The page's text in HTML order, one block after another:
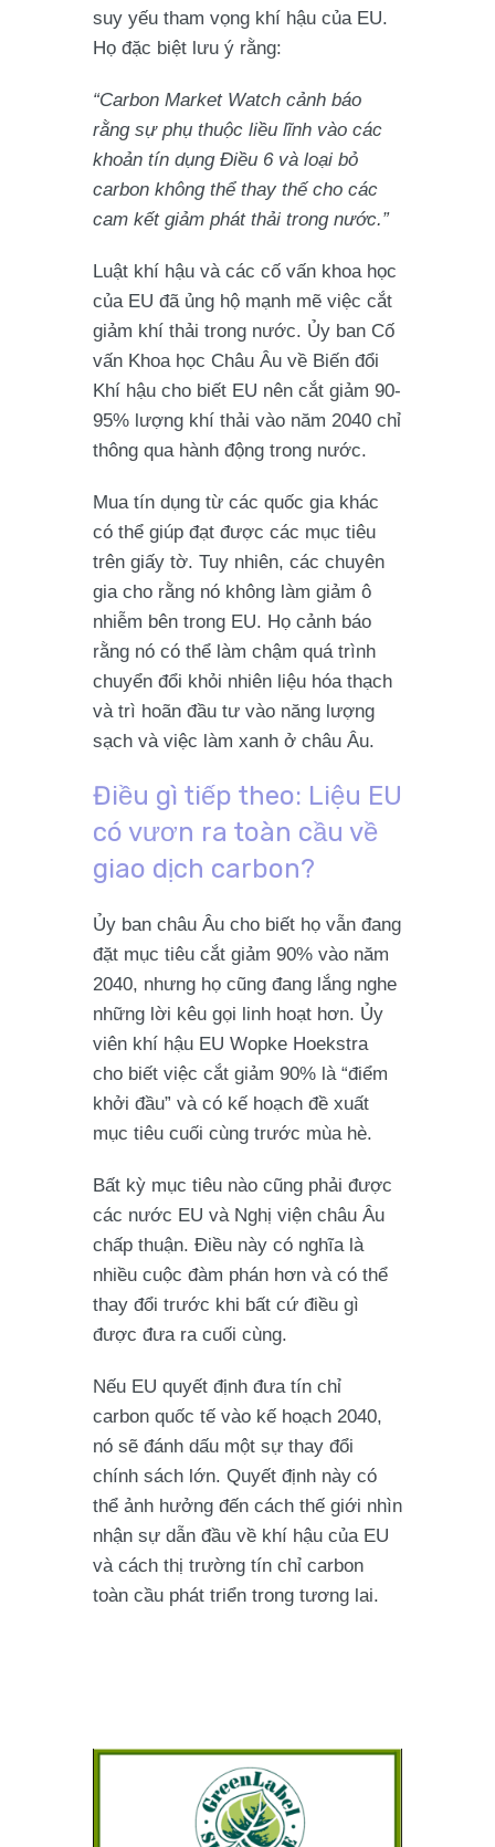
suy yếu tham vọng khí hậu của EU.
Họ đặc biệt lưu ý rằng:
“Carbon Market Watch cảnh báo
rằng sự phụ thuộc liều lĩnh vào các
khoản tín dụng Điều 6 và loại bỏ
carbon không thể thay thế cho các
cam kết giảm phát thải trong nước.”
Luật khí hậu và các cố vấn khoa học
của EU đã ủng hộ mạnh mẽ việc cắt
giảm khí thải trong nước. Ủy ban Cố
vấn Khoa học Châu Âu về Biến đổi
Khí hậu cho biết EU nên cắt giảm 90-
95% lượng khí thải vào năm 2040 chỉ
thông qua hành động trong nước.
Mua tín dụng từ các quốc gia khác
có thể giúp đạt được các mục tiêu
trên giấy tờ. Tuy nhiên, các chuyên
gia cho rằng nó không làm giảm ô
nhiễm bên trong EU. Họ cảnh báo
rằng nó có thể làm chậm quá trình
chuyển đổi khỏi nhiên liệu hóa thạch
và trì hoãn đầu tư vào năng lượng
sạch và việc làm xanh ở châu Âu.
Điều gì tiếp theo: Liệu EU
có vươn ra toàn cầu về
giao dịch carbon?
Ủy ban châu Âu cho biết họ vẫn đang
đặt mục tiêu cắt giảm 90% vào năm
2040, nhưng họ cũng đang lắng nghe
những lời kêu gọi linh hoạt hơn. Ủy
viên khí hậu EU Wopke Hoekstra
cho biết việc cắt giảm 90% là “điểm
khởi đầu” và có kế hoạch đề xuất
mục tiêu cuối cùng trước mùa hè.
Bất kỳ mục tiêu nào cũng phải được
các nước EU và Nghị viện châu Âu
chấp thuận. Điều này có nghĩa là
nhiều cuộc đàm phán hơn và có thể
thay đổi trước khi bất cứ điều gì
được đưa ra cuối cùng.
Nếu EU quyết định đưa tín chỉ
carbon quốc tế vào kế hoạch 2040,
nó sẽ đánh dấu một sự thay đổi
chính sách lớn. Quyết định này có
thể ảnh hưởng đến cách thế giới nhìn
nhận sự dẫn đầu về khí hậu của EU
và cách thị trường tín chỉ carbon
toàn cầu phát triển trong tương lai.